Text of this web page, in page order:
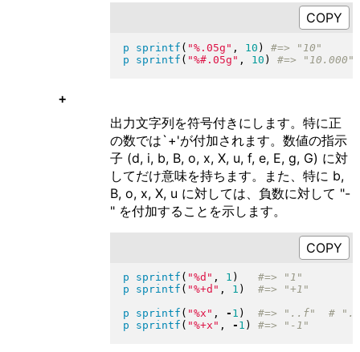
p sprintf ( "%.05g " , 10 )
p
sprintf ( "%#.05g " , 10 )
+
出力文字列を符号付きにします。特に正
の数では`+'が付加されます。数値の指示
子 (d, i, b, B, o, x, X, u, f, e, E, g, G) に対
してだけ意味を持ちます。また、特に b,
B, o, x, X, u に対しては、負数に対して "-
" を付加することを示します。
p sprintf ( "%d " , 1 )
p
sprintf ( "%+d " , 1 )
p
sprintf ( "%x " , - 1 )
p
sprintf ( "%+x " , - 1 )